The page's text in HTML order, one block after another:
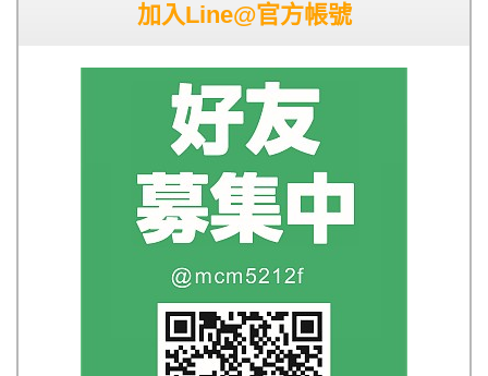
加入Line@官方帳號